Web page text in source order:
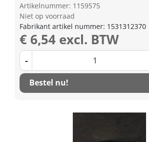
Artikelnummer: 1159575
Niet op voorraad
Fabrikant artikel nummer: 1531312370
€ 6,54 excl. BTW
-
Bestel nu!